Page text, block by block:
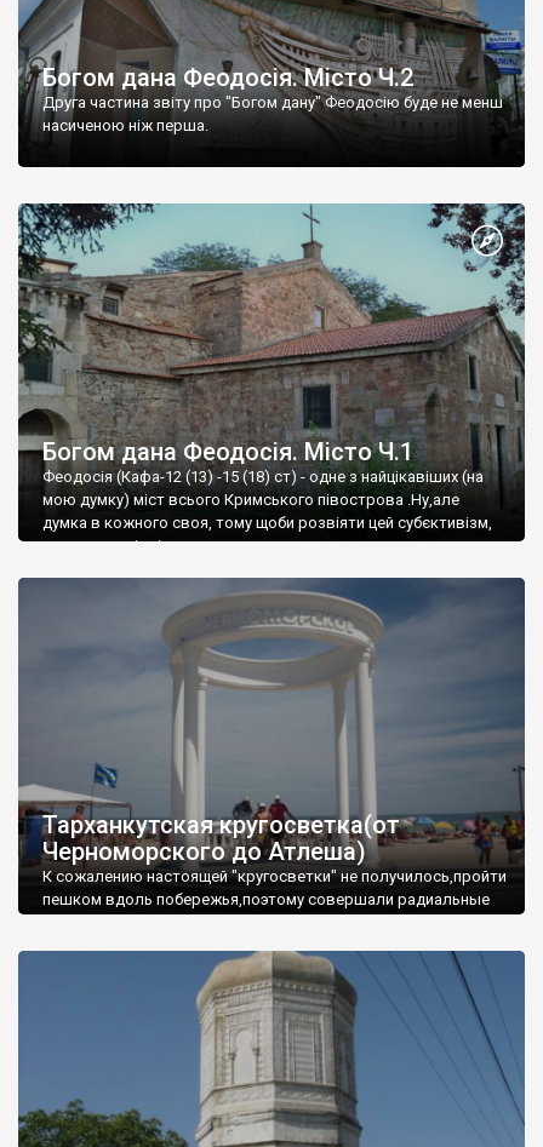
Богом дана Феодосія. Місто Ч.2
Друга частина звіту про "Богом дану" Феодосію буде не менш
насиченою ніж перша.
Богом дана Феодосія. Місто Ч.1
Феодосія (Кафа-12 (13) -15 (18) ст) - одне з найцікавіших (на
мою думку) міст всього Кримського півострова .Ну,але
думка в кожного своя, тому щоби розвіяти цей субєктивізм,
запрошую відвідати це
Тарханкутская кругосветка(от
Черноморского до Атлеша)
К сожалению настоящей "кругосветки" не получилось,пройти
пешком вдоль побережья,поэтому совершали радиальные